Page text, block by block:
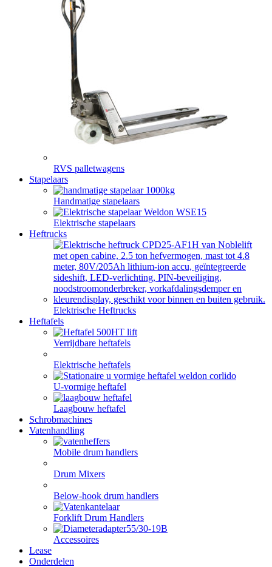
RVS palletwagens
Stapelaars
Handmatige stapelaars
Elektrische stapelaars
Heftrucks
Elektrische Heftrucks
Heftafels
Verrijdbare heftafels
Elektrische heftafels
U-vormige heftafel
Laagbouw heftafel
Schrobmachines
Vatenhandling
Mobile drum handlers
Drum Mixers
Below-hook drum handlers
Forklift Drum Handlers
Accessoires
Lease
Onderdelen